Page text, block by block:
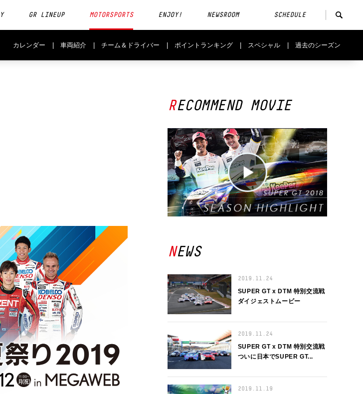
GR LINEUP MOTORSPORTS ENJOY! NEWSROOM SCHEDULE
カレンダー 車両紹介 チーム＆ドライバー ポイントランキング スペシャル 過去のシーズン
RECOMMEND MOVIE
NEWS
2019.11.24
SUPER GT x DTM 特別交流戦
ダイジェストムービー
2019.11.24
SUPER GT x DTM 特別交流戦
ついに日本でSUPER GT...
2019.11.19